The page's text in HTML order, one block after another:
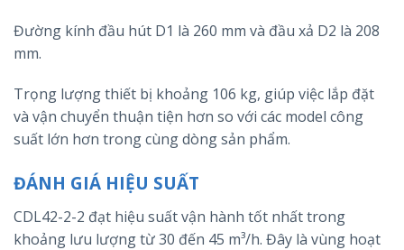
Đường kính đầu hút D1 là 260 mm và đầu xả D2 là 208
mm.
Trọng lượng thiết bị khoảng 106 kg, giúp việc lắp đặt
và vận chuyển thuận tiện hơn so với các model công
suất lớn hơn trong cùng dòng sản phẩm.
ĐÁNH GIÁ HIỆU SUẤT
CDL42-2-2 đạt hiệu suất vận hành tốt nhất trong
khoảng lưu lượng từ 30 đến 45 m³/h. Đây là vùng hoạt